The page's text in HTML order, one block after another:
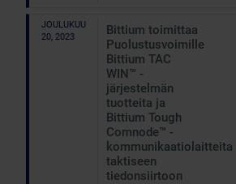
JOULUKUU
20, 2023
Bittium toimittaa
Puolustusvoimille
Bittium TAC
WIN™ -
järjestelmän
tuotteita ja
Bittium Tough
Comnode™ -
kommunikaatiolaitteita
taktiseen
tiedonsiirtoon